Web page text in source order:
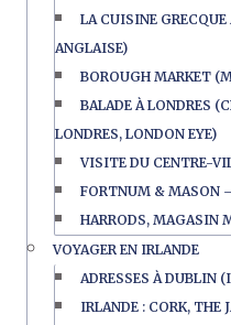
LA CUISINE
ANGLAISE)
BOROUGH MARKET
BALADE À LONDRES
LONDRES, LONDON EYE)
VISITE DU CENTRE-
FORTNUM & MASON
HARRODS, MAGASIN
VOYAGER EN IRLANDE
ADRESSES À DUBLIN
IRLANDE : CORK, THE